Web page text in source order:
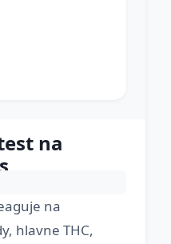
na
na
hlavne THC,